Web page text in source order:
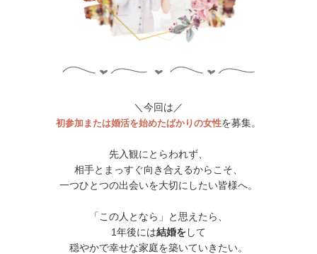
＼今回は／
初参加または婚活を始めたばかりの女性を募集。
先入観にとらわれず、
相手とまっすぐ向き合えるからこそ、
一つひとつの出会いを大切にしたい皆様へ。
「この人となら」と思えたら、
1年後には結婚をして
穏やかで幸せな家庭を築いていきたい。